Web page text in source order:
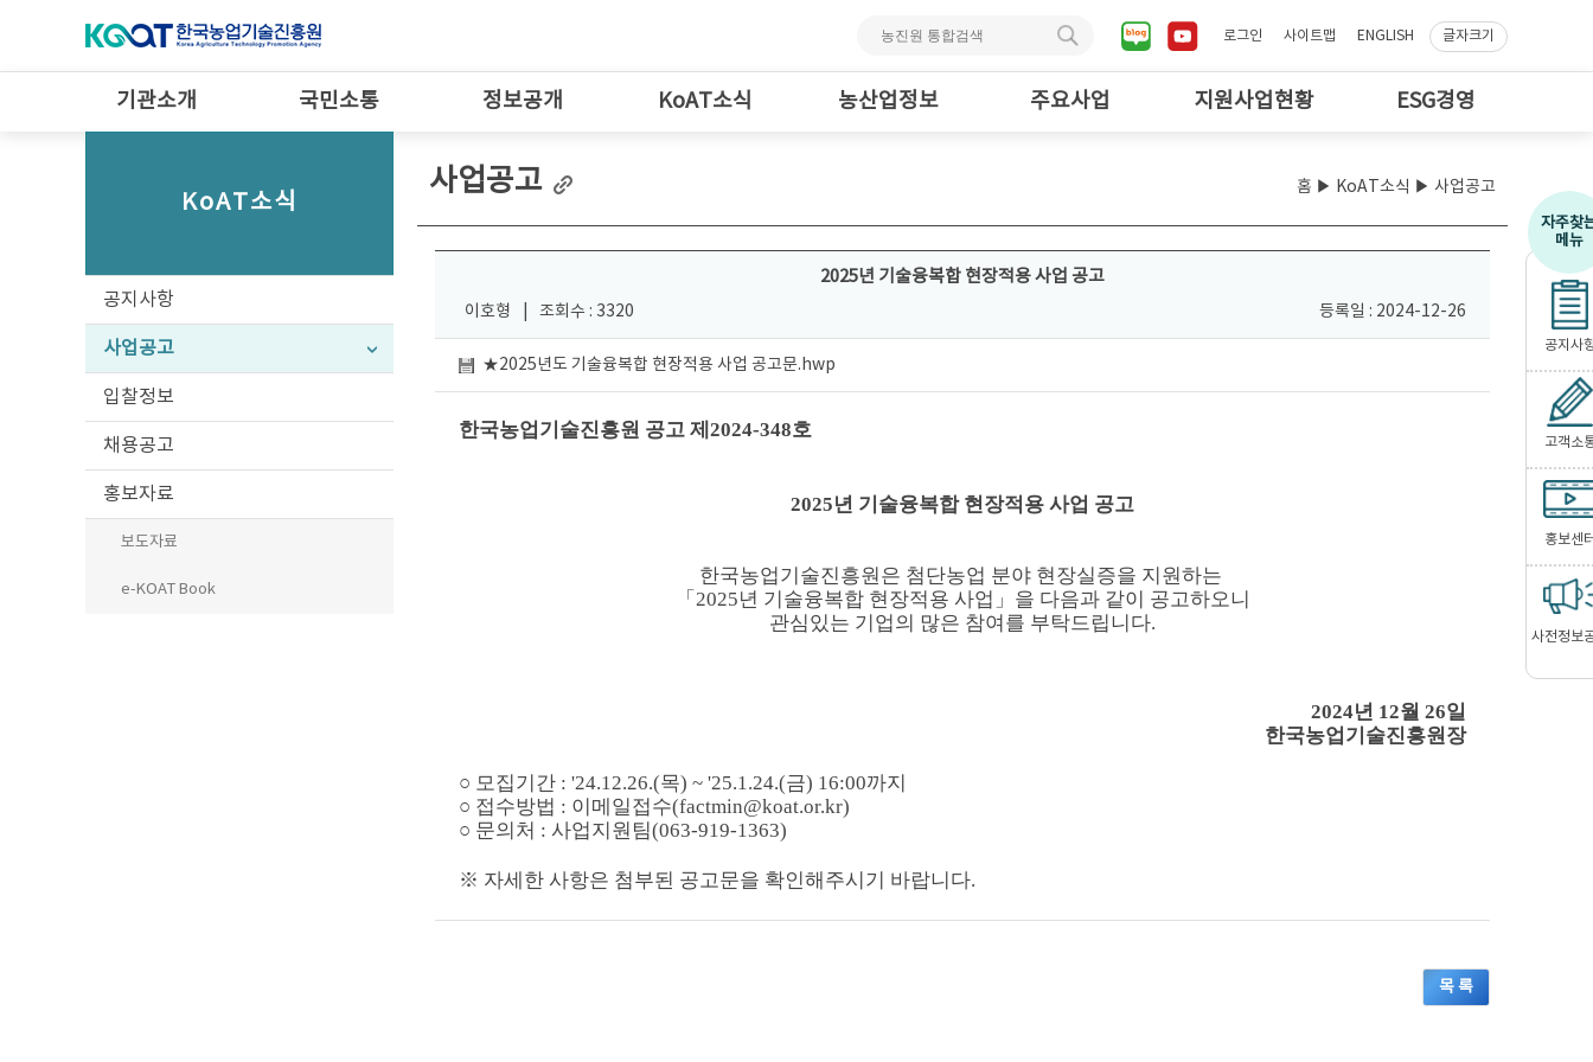
로그인 사이트맵 ENGLISH 글자크기
기관소개 국민소통 정보공개 KoAT소식 농산업정보 주요사업 지원사업현황 ESG경영
자주찾
메뉴
공지사
고객소
홍보센
사전정보
KoAT소식
공지사항
사업공고
입찰정보
채용공고
홍보자료
보도자료
e-KOAT Book
사업공고 홈 ▶ KoAT소식 ▶ 사업공고
2025년 기술융복합 현장적용 사업 공고
이호형 조회수 : 3320 등록일 : 2024-12-26
★2025년도 기술융복합 현장적용 사업 공고문.hwp
한국농업기술진흥원 공고 제2024-348호
2025년 기술융복합 현장적용 사업 공고
한국농업기술진흥원은 첨단농업 분야 현장실증을 지원하는
「2025년 기술융복합 현장적용 사업」을 다음과 같이 공고하오니
관심있는 기업의 많은 참여를 부탁드립니다.
2024년 12월 26일
한국농업기술진흥원장
○ 모집기간 : '24.12.26.(목) ~ '25.1.24.(금) 16:00까지
○ 접수방법 : 이메일접수(factmin@koat.or.kr)
○ 문의처 : 사업지원팀(063-919-1363)
※ 자세한 사항은 첨부된 공고문을 확인해주시기 바랍니다.
목 록